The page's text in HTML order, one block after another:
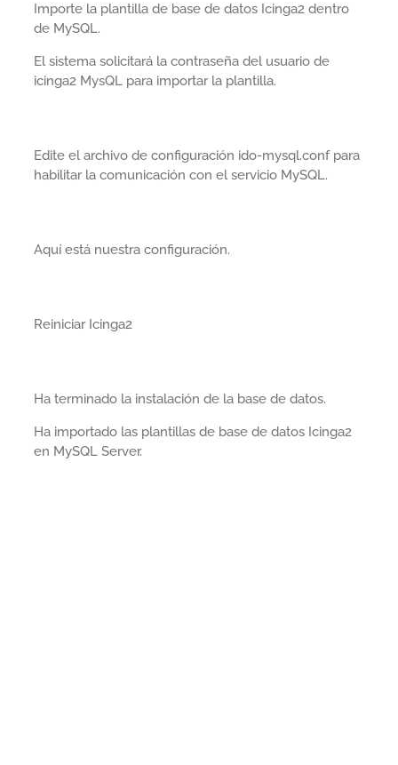
Importe la plantilla de base de datos Icinga2 dentro
de MySQL.
El sistema solicitará la contraseña del usuario de
icinga2 MysQL para importar la plantilla.
Edite el archivo de configuración ido-mysql.conf para
habilitar la comunicación con el servicio MySQL.
Aquí está nuestra configuración.
Reiniciar Icinga2
Ha terminado la instalación de la base de datos.
Ha importado las plantillas de base de datos Icinga2
en MySQL Server.